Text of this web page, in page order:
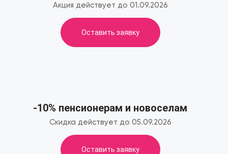
Акция действует до 01.09.2026
Оставить заявку
-10% пенсионерам и новоселам
Скидка действует до 05.09.2026
Оставить заявку